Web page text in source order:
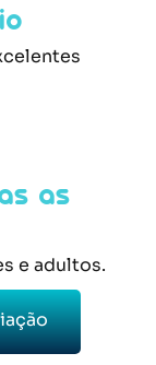
as
e adultos.